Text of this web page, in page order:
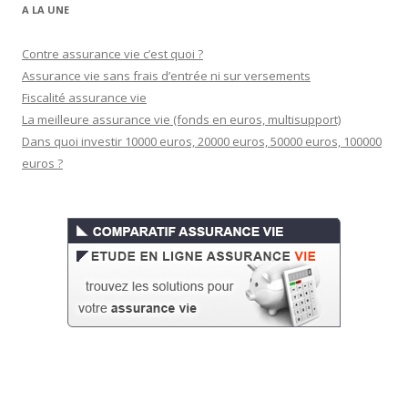
A LA UNE
Contre assurance vie c’est quoi ?
Assurance vie sans frais d’entrée ni sur versements
Fiscalité assurance vie
La meilleure assurance vie (fonds en euros, multisupport)
Dans quoi investir 10000 euros, 20000 euros, 50000 euros, 100000
euros ?